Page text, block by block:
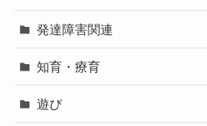
発達障害関連
知育・療育
遊び